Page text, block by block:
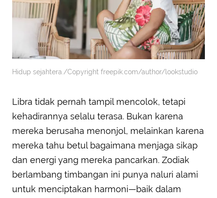
Hidup sejahtera./Copyright freepik.com/author/lookstudio
Libra tidak pernah tampil mencolok, tetapi
kehadirannya selalu terasa. Bukan karena
mereka berusaha menonjol, melainkan karena
mereka tahu betul bagaimana menjaga sikap
dan energi yang mereka pancarkan. Zodiak
berlambang timbangan ini punya naluri alami
untuk menciptakan harmoni—baik dalam